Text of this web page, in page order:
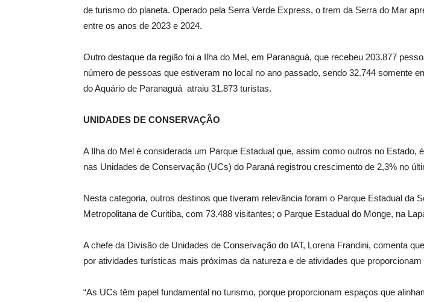
de turismo do planeta. Operado pela Serra Verde Express, o trem da Serra do Mar
entre os anos de 2023 e 2024.
Outro destaque da região foi a Ilha do Mel, em Paranaguá, que recebeu 203.877
número de pessoas que estiveram no local no ano passado, sendo 32.744 somente
do Aquário de Paranaguá atraiu 31.873 turistas.
UNIDADES DE CONSERVAÇÃO
A Ilha do Mel é considerada um Parque Estadual que, assim como outros no Estado,
nas Unidades de Conservação (UCs) do Paraná registrou crescimento de 2,3% no
Nesta categoria, outros destinos que tiveram relevância foram o Parque Estadual da
Metropolitana de Curitiba, com 73.488 visitantes; o Parque Estadual do Monge, na
A chefe da Divisão de Unidades de Conservação do IAT, Lorena Frandini, comenta
por atividades turísticas mais próximas da natureza e de atividades que
“As UCs têm papel fundamental no turismo, porque proporcionam espaços que